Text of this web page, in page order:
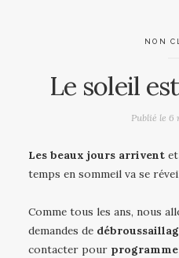
NON
Le soleil
Publié le 6
Les beaux jours arrivent
temps en sommeil va se
Comme tous les ans, nous
demandes de
contacter pour